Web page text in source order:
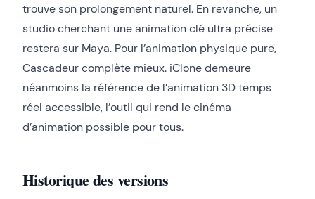
trouve son prolongement naturel. En revanche, un
studio cherchant une animation clé ultra précise
restera sur Maya. Pour l’animation physique pure,
Cascadeur complète mieux. iClone demeure
néanmoins la référence de l’animation 3D temps
réel accessible, l’outil qui rend le cinéma
d’animation possible pour tous.
Historique des versions